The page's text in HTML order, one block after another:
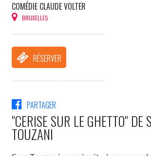
COMÉDIE CLAUDE VOLTER
BRUXELLES
RÉSERVER
PARTAGER
"CERISE SUR LE GHETTO" DE
TOUZANI